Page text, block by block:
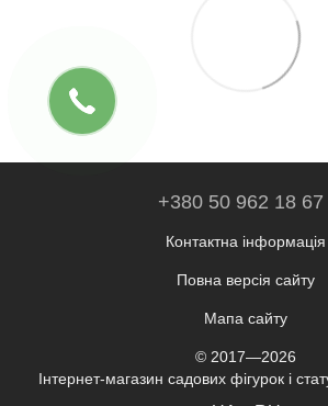
+380 50 962 18 67
Контактна інформація
Повна версія сайту
Мапа сайту
© 2017—2026
Інтернет-магазин садових фігурок і